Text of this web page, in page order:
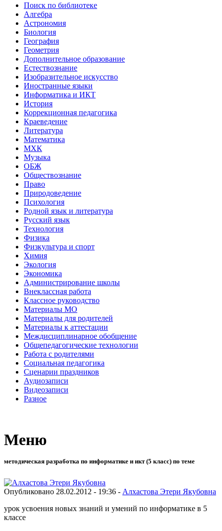
Поиск по библиотеке
Алгебра
Астрономия
Биология
География
Геометрия
Дополнительное образование
Естествознание
Изобразительное искусство
Иностранные языки
Информатика и ИКТ
История
Коррекционная педагогика
Краеведение
Литература
Математика
МХК
Музыка
ОБЖ
Обществознание
Право
Природоведение
Психология
Родной язык и литература
Русский язык
Технология
Физика
Физкультура и спорт
Химия
Экология
Экономика
Администрирование школы
Внеклассная работа
Классное руководство
Материалы МО
Материалы для родителей
Материалы к аттестации
Междисциплинарное обобщение
Общепедагогические технологии
Работа с родителями
Социальная педагогика
Сценарии праздников
Аудиозаписи
Видеозаписи
Разное
Меню
методическая разработка по информатике и икт (5 класс) по теме
Опубликовано 28.02.2012 - 19:36 - Алхастова Этери Якубовна
урок усвоения новых знаний и умений по информатике в 5
классе